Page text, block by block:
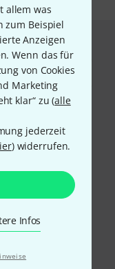
allem was
zum Beispiel
Anzeigen
Wenn das für
von Cookies
Marketing
klar“ zu (alle
jederzeit
) widerrufen.
Infos
Nachnahme,
bezahlen